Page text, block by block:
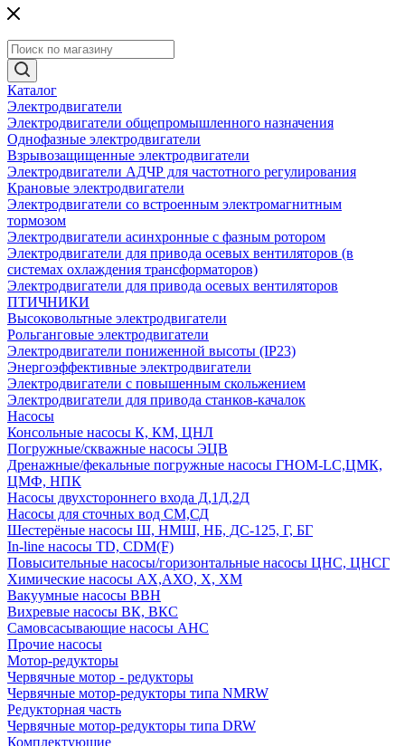
Каталог
Электродвигатели
Электродвигатели общепромышленного назначения
Однофазные электродвигатели
Взрывозащищенные электродвигатели
Электродвигатели АДЧР для частотного регулирования
Крановые электродвигатели
Электродвигатели со встроенным электромагнитным
тормозом
Электродвигатели асинхронные с фазным ротором
Электродвигатели для привода осевых вентиляторов (в
системах охлаждения трансформаторов)
Электродвигатели для привода осевых вентиляторов
ПТИЧНИКИ
Высоковольтные электродвигатели
Рольганговые электродвигатели
Электродвигатели пониженной высоты (IP23)
Энергоэффективные электродвигатели
Электродвигатели с повышенным скольжением
Электродвигатели для привода станков-качалок
Насосы
Консольные насосы К, КМ, ЦНЛ
Погружные/скважные насосы ЭЦВ
Дренажные/фекальные погружные насосы ГНОМ-LC,ЦМК,
ЦМФ, НПК
Насосы двухстороннего входа Д,1Д,2Д
Насосы для сточных вод СМ,СД
Шестерёные насосы Ш, НМШ, НБ, ДС-125, Г, БГ
In-line насосы TD, CDM(F)
Повысительные насосы/горизонтальные насосы ЦНС, ЦНСГ
Химические насосы АХ,АХО, Х, ХМ
Вакуумные насосы ВВН
Вихревые насосы ВК, ВКС
Самовсасывающие насосы АНС
Прочие насосы
Мотор-редукторы
Червячные мотор - редукторы
Червячные мотор-редукторы типа NMRW
Редукторная часть
Червячные мотор-редукторы типа DRW
Комплектующие